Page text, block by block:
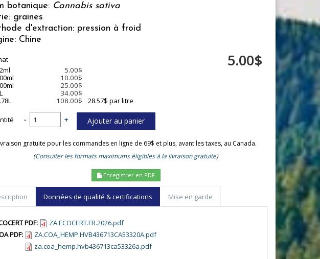
botanique: Cannabis sativa
graines
d'extraction: pression à froid
Chine
5.00$
10.00$
25.00$
34.00$
108.00$ 28.57$ par litre
- +
5.00$
gratuite pour les commandes en ligne de 69$ et plus, avant les taxes, au Canada.
(Consulter les formats maximums éligibles à la livraison gratuite)
Enregistrer en PDF
Données de qualité & certifications Mise en garde
PDF:
ZA.ECOCERT.FR.2026.pdf
PDF:
ZA.COA_HEMP.HVB436713CA53320A.pdf
za.coa_hemp.hvb436713ca53326a.pdf